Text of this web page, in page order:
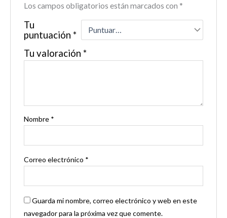
Los campos obligatorios están marcados con *
Tu
puntuación *
Tu valoración *
Nombre *
Correo electrónico *
Guarda mi nombre, correo electrónico y web en este
navegador para la próxima vez que comente.